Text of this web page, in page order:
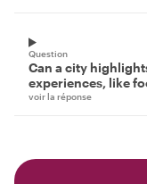
Question
Can a city
experiences, like
voir la réponse